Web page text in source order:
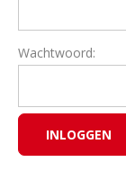
Wachtwoord: